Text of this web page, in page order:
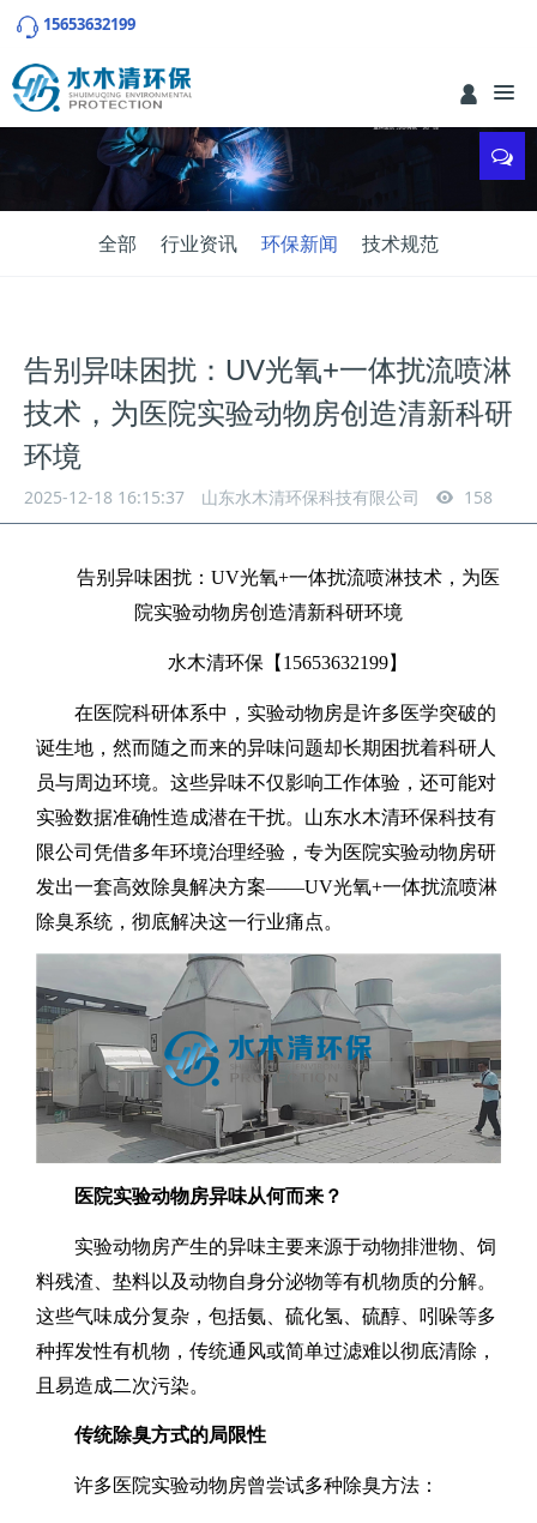
15653632199
全部 行业资讯 环保新闻 技术规范
告别异味困扰：UV光氧+一体扰流喷淋
技术，为医院实验动物房创造清新科研
环境
2025-12-18 16:15:37 山东水木清环保科技有限公司 158
告别异味困扰： UV光氧+一体扰流喷淋技术，为医
院实验动物房创造清新科研环境
水木清环保【 15653632199】
在医院科研体系中，实验动物房是许多医学突破的
诞生地，然而随之而来的异味问题却长期困扰着科研人
员与周边环境。这些异味不仅影响工作体验，还可能对
实验数据准确性造成潜在干扰。山东水木清环保科技有
限公司凭借多年环境治理经验，专为医院实验动物房研
发出一套高效除臭解决方案——UV光氧+一体扰流喷淋
除臭系统，彻底解决这一行业痛点。
医院实验动物房异味从何而来？
实验动物房产生的异味主要来源于动物排泄物、饲
料残渣、垫料以及动物自身分泌物等有机物质的分解。
这些气味成分复杂，包括氨、硫化氢、硫醇、吲哚等多
种挥发性有机物，传统通风或简单过滤难以彻底清除，
且易造成二次污染。
传统除臭方式的局限性
许多医院实验动物房曾尝试多种除臭方法：